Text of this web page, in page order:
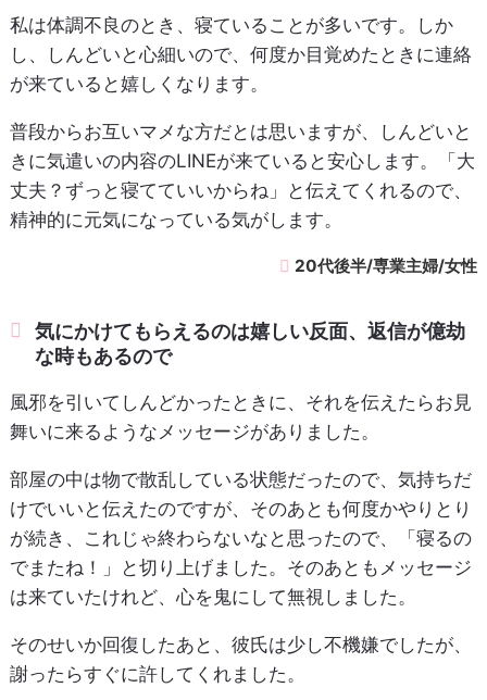
私は体調不良のとき、寝ていることが多いです。しか
し、しんどいと心細いので、何度か目覚めたときに連絡
が来ていると嬉しくなります。
普段からお互いマメな方だとは思いますが、しんどいと
きに気遣いの内容のLINEが来ていると安心します。「大
丈夫？ずっと寝てていいからね」と伝えてくれるので、
精神的に元気になっている気がします。
20代後半/専業主婦/女性
気にかけてもらえるのは嬉しい反面、返信が億劫
な時もあるので
風邪を引いてしんどかったときに、それを伝えたらお見
舞いに来るようなメッセージがありました。
部屋の中は物で散乱している状態だったので、気持ちだ
けでいいと伝えたのですが、そのあとも何度かやりとり
が続き、これじゃ終わらないなと思ったので、「寝るの
でまたね！」と切り上げました。そのあともメッセージ
は来ていたけれど、心を鬼にして無視しました。
そのせいか回復したあと、彼氏は少し不機嫌でしたが、
謝ったらすぐに許してくれました。